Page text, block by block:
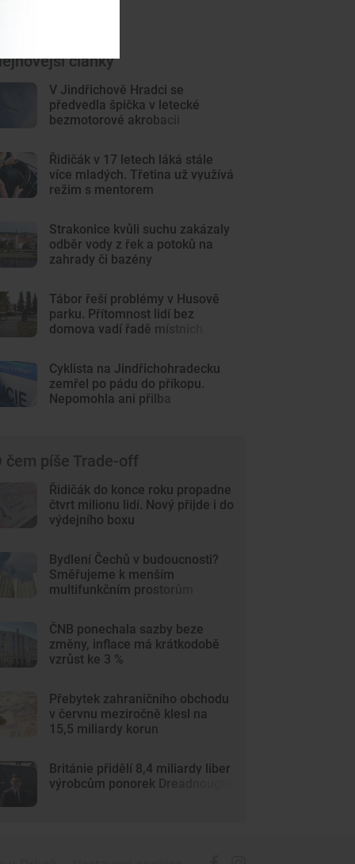
články
V Jindřichově Hradci se
předvedla špička v letecké
bezmotorové akrobacii
Řidičák v 17 letech láká stále
více mladých. Třetina už využívá
režim s mentorem
Strakonice kvůli suchu zakázaly
odběr vody z řek a potoků na
zahrady či bazény
Tábor řeší problémy v Husově
parku. Přítomnost lidí bez
domova vadí řadě místních
Cyklista na Jindřichohradecku
zemřel po pádu do příkopu.
Nepomohla ani přilba
čem píše Trade-off
Řidičák do konce roku propadne
čtvrt milionu lidí. Nový přijde i do
výdejního boxu
Bydlení Čechů v budoucnosti?
Směřujeme k menším
multifunkčním prostorům
ČNB ponechala sazby beze
změny, inflace má krátkodobě
vzrůst ke 3 %
Přebytek zahraničního obchodu
v červnu meziročně klesl na
15,5 miliardy korun
Británie přidělí 8,4 miliardy liber
výrobcům ponorek Dreadnought